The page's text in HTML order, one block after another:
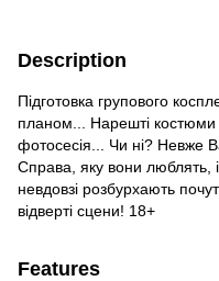
Description
Підготовка групового
планом... Нарешті
фотосесія... Чи ні? Невже
Справа, яку вони люблять,
невдовзі розбурхають
відверті сцени! 18+
Features